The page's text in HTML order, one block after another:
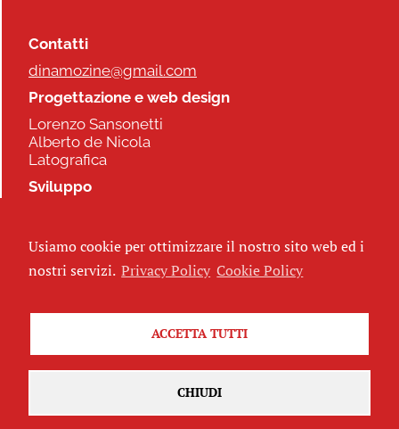
Contatti
dinamozine@gmail.com
Progettazione e web design
Lorenzo Sansonetti
Alberto de Nicola
Latografica
Sviluppo
Seguici
Iscriviti alla newsletter
Usiamo cookie per ottimizzare il nostro sito web ed i
nostri servizi. Privacy Policy Cookie Policy
ACCETTA TUTTI
CHIUDI